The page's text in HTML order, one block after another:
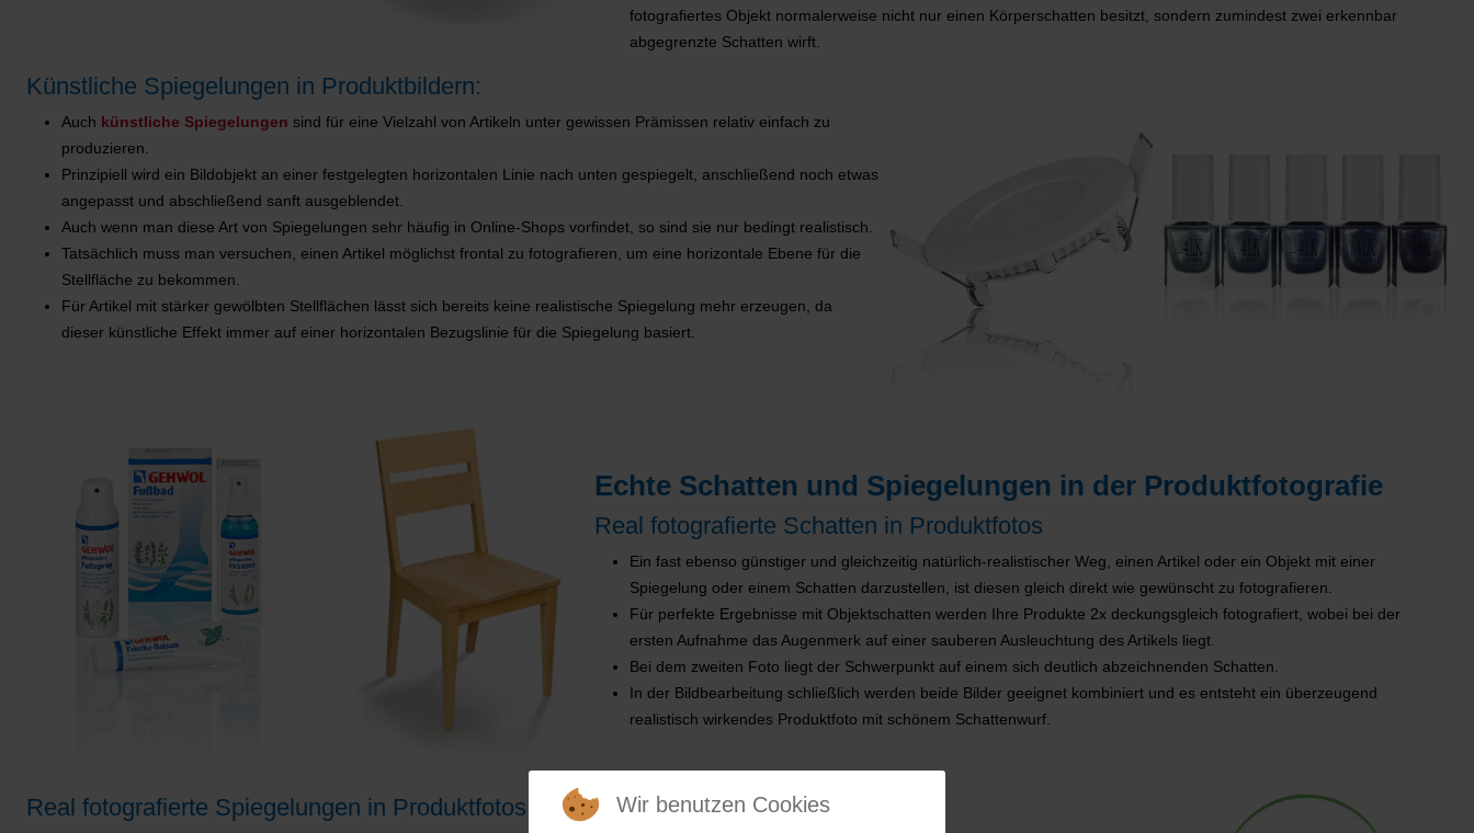
fotografiertes Objekt normalerweise nicht nur einen Körperschatten besitzt, sondern zumindest zwei erkennbar
abgegrenzte Schatten wirft.
Künstliche Spiegelungen in Produktbildern:
Auch künstliche Spiegelungen sind für eine Vielzahl von Artikeln unter gewissen Prämissen relativ einfach zu
produzieren.
Prinzipiell wird ein Bildobjekt an einer festgelegten horizontalen Linie nach unten gespiegelt, anschließend noch etwas
angepasst und abschließend sanft ausgeblendet.
Auch wenn man diese Art von Spiegelungen sehr häufig in Online-Shops vorfindet, so sind sie nur bedingt realistisch.
Tatsächlich muss man versuchen, einen Artikel möglichst frontal zu fotografieren, um eine horizontale Ebene für die
Stellfläche zu bekommen.
Für Artikel mit stärker gewölbten Stellflächen lässt sich bereits keine realistische Spiegelung mehr erzeugen, da
dieser künstliche Effekt immer auf einer horizontalen Bezugslinie für die Spiegelung basiert.
Echte Schatten und Spiegelungen in der Produktfotografie
Real fotografierte Schatten in Produktfotos
Ein fast ebenso günstiger und gleichzeitig natürlich-realistischer Weg, einen Artikel oder ein Objekt mit einer
Spiegelung oder einem Schatten darzustellen, ist diesen gleich direkt wie gewünscht zu fotografieren.
Für perfekte Ergebnisse mit Objektschatten werden Ihre Produkte 2x deckungsgleich fotografiert, wobei bei der
ersten Aufnahme das Augenmerk auf einer sauberen Ausleuchtung des Artikels liegt.
Bei dem zweiten Foto liegt der Schwerpunkt auf einem sich deutlich abzeichnenden Schatten.
In der Bildbearbeitung schließlich werden beide Bilder geeignet kombiniert und es entsteht ein überzeugend
realistisch wirkendes Produktfoto mit schönem Schattenwurf.
Real fotografierte Spiegelungen in Produktfotos: Wir benutzen Cookies